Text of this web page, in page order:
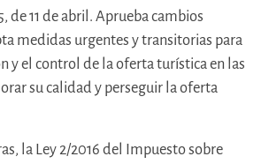
de 11 de abril. Aprueba cambios
medidas urgentes y transitorias para
y el control de la oferta turística en las
su calidad y perseguir la oferta
la Ley 2/2016 del Impuesto sobre